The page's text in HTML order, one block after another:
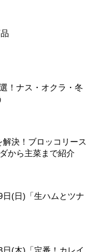
！ナス・オクラ・冬
解決！ブロッコリース
から主菜まで紹介
日(日)「生ハムとツナ